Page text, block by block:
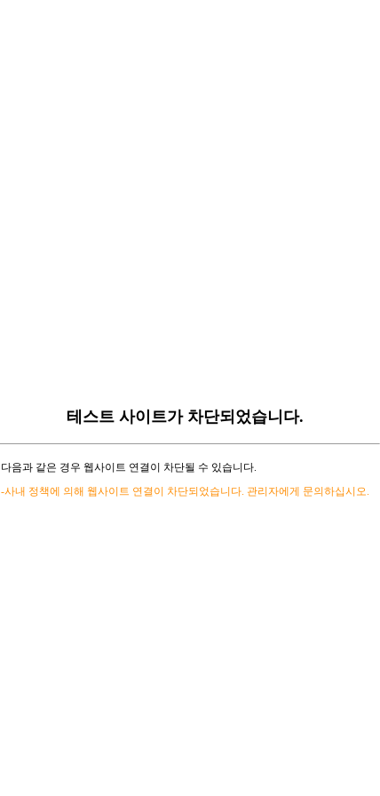
테스트 사이트가 차단되었습니다.
다음과 같은 경우 웹사이트 연결이 차단될 수 있습니다.
-사내 정책에 의해 웹사이트 연결이 차단되었습니다. 관리자에게 문의하십시오.